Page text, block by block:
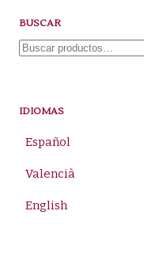
BUSCAR
Buscar
IDIOMAS
Español
Valencià
English